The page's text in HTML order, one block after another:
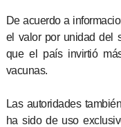
De acuerdo a
el valor por unidad del
que el país invirtió
vacunas.
Las autoridades
ha sido de uso